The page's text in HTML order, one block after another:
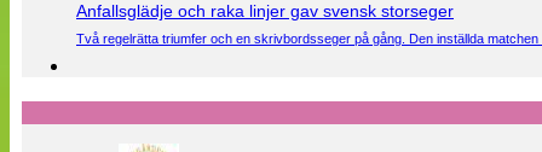
Anfallsglädje och raka linjer gav svensk storseger
Två regelrätta triumfer och en skrivbordsseger på gång. Den inställda